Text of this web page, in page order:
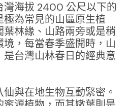
灣海拔 2400 公尺以下的
為常見的山區原生植
林緣、山路兩旁或是稍
，每當春季盛開時，山
台灣山林春日的經典意
與在地生物互動緊密。